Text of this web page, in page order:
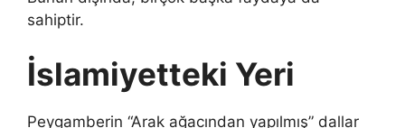
sahiptir.
İslamiyetteki Yeri
Peygamberin “Arak ağacından yapılmış” dallar